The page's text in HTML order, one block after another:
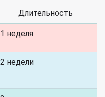
Длительность
1 неделя
2 недели